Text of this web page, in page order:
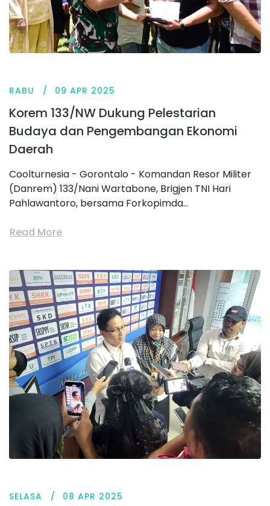
RABU 09 APR 2025
Korem 133/NW Dukung Pelestarian
Budaya dan Pengembangan Ekonomi
Daerah
Coolturnesia - Gorontalo - Komandan Resor Militer
(Danrem) 133/Nani Wartabone, Brigjen TNI Hari
Pahlawantoro, bersama Forkopimda...
Read More
SELASA 08 APR 2025